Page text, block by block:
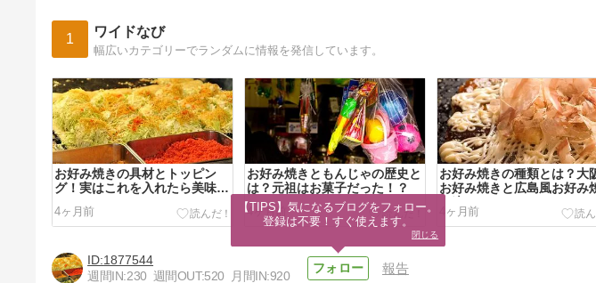
1 ワイドなび
幅広いカテゴリーでランダムに情報を発信しています。
お好み焼きの具材とトッピン
グ！実はこれを入れたら美味し
い！？
4ヶ月前
お好み焼きともんじゃの歴史と
は？元祖はお菓子だった！？
4ヶ月前
お好み焼きの種類とは？大
お好み焼きと広島風お好み
の違い！
4ヶ月前
1877544
週間IN:230 週間OUT:520 月間IN:920
報告
【TIPS】気になるブログをフォロー。
登録は不要！すぐ使えます。
閉じる